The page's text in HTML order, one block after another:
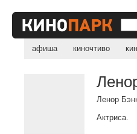
афиша киночтиво
Ленор
Актриса.